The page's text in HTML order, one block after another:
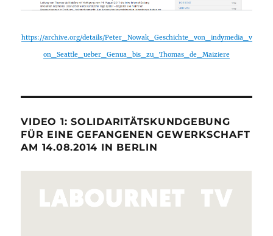
https://archive.org/details/Peter_Nowak_Geschichte_von_indymedia_v
on_Seattle_ueber_Genua_bis_zu_Thomas_de_Maiziere
VIDEO 1: SOLIDARITÄTSKUNDGEBUNG
FÜR EINE GEFANGENEN GEWERKSCHAFT
AM 14.08.2014 IN BERLIN